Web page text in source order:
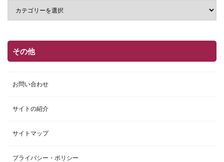
その他
お問い合わせ
サイトの紹介
サイトマップ
プライバシー・ポリシー